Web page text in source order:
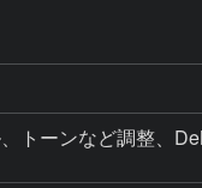
トーンなど調整、